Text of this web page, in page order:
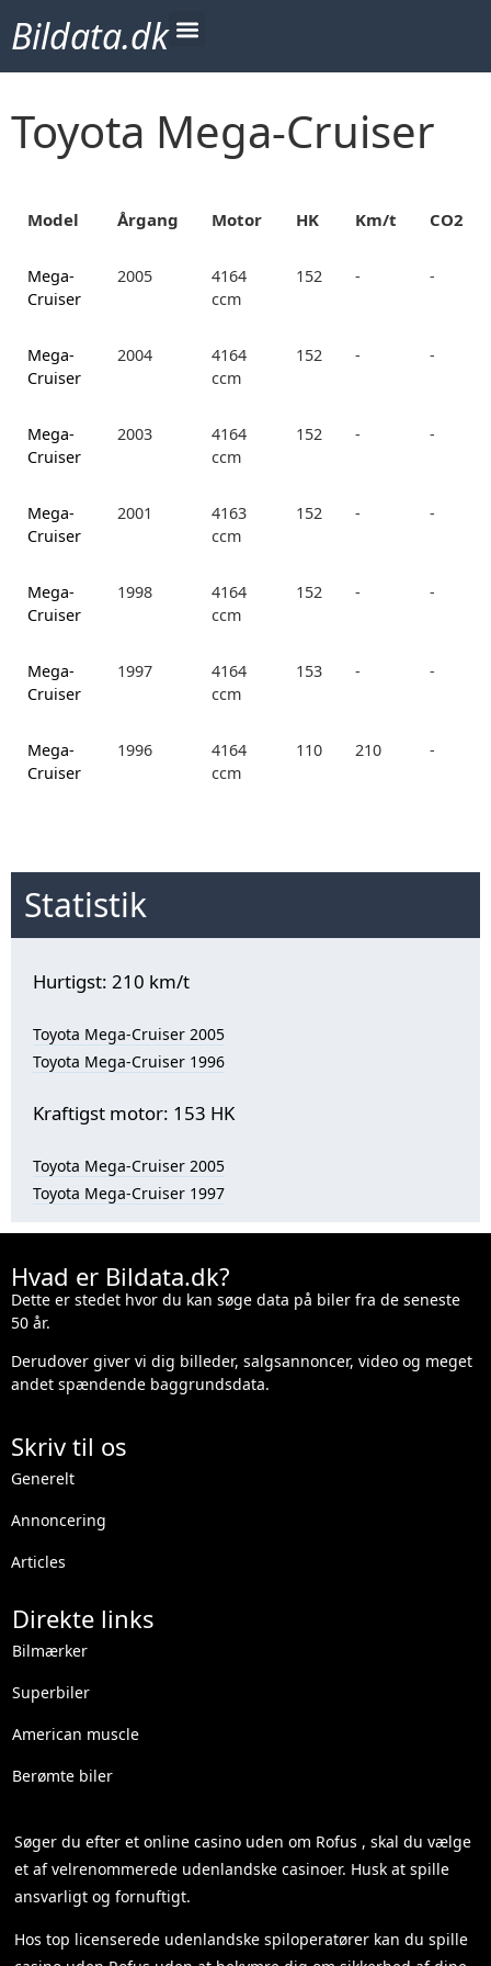
Bildata.dk
Toyota Mega-Cruiser
Model Årgang Motor HK Km/t CO2
Mega-
Cruiser
2005
4164
ccm
152 - -
Mega-
Cruiser
2004
4164
ccm
152 - -
Mega-
Cruiser
2003
4164
ccm
152 - -
Mega-
Cruiser
2001
4163
ccm
152 - -
Mega-
Cruiser
1998
4164
ccm
152 - -
Mega-
Cruiser
1997
4164
ccm
153 - -
Mega-
Cruiser
1996
4164
ccm
110 210 -
Statistik
Hurtigst: 210 km/t
Toyota Mega-Cruiser 2005
Toyota Mega-Cruiser 1996
Kraftigst motor: 153 HK
Toyota Mega-Cruiser 2005
Toyota Mega-Cruiser 1997
Hvad er Bildata.dk?
Dette er stedet hvor du kan søge data på biler fra de seneste
50 år.
Derudover giver vi dig billeder, salgsannoncer, video og meget
andet spændende baggrundsdata.
Skriv til os
Generelt
Annoncering
Articles
Direkte links
Bilmærker
Superbiler
American muscle
Berømte biler
Søger du efter etonline casino uden om Rofus , skal du vælge
et af velrenommerede udenlandske casinoer. Husk at spille
ansvarligt og fornuftigt.
Hos top licenserede udenlandske spiloperatører kan du spille